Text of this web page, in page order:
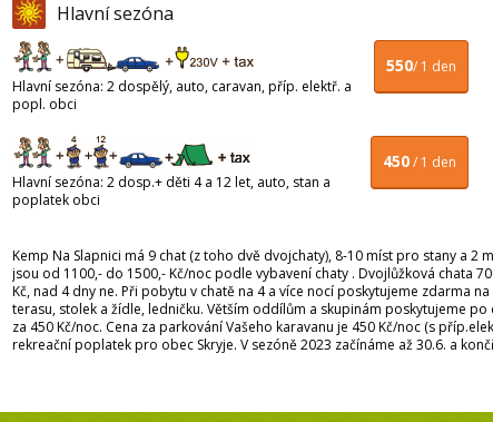
Hlavní sezóna
550/ 1 den
Hlavní sezóna: 2 dospělý, auto, caravan, příp. elektř. a
popl. obci
450/ 1 den
Hlavní sezóna: 2 dosp.+ děti 4 a 12 let, auto, stan a
poplatek obci
Kemp Na Slapnici má 9 chat (z toho dvě dvojchaty), 8-10 míst pro stany a 2
jsou od 1100,- do 1500,- Kč/noc podle vybavení chaty . Dvojlůžková chata
Kč, nad 4 dny ne. Při pobytu v chatě na 4 a více nocí poskytujeme zdarma
terasu, stolek a žídle, ledničku. Větším oddílům a skupinám poskytujeme
za 450 Kč/noc. Cena za parkování Vašeho karavanu je 450 Kč/noc (s
rekreační poplatek pro obec Skryje. V sezóně 2023 začínáme až 30.6. a